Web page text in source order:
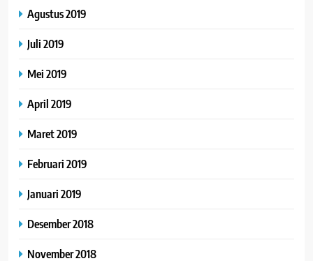
Agustus 2019
Juli 2019
Mei 2019
April 2019
Maret 2019
Februari 2019
Januari 2019
Desember 2018
November 2018